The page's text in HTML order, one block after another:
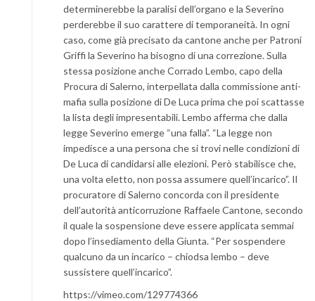
determinerebbe la paralisi dell’organo e la Severino
perderebbe il suo carattere di temporaneità. In ogni
caso, come già precisato da cantone anche per Patroni
Griffi la Severino ha bisogno di una correzione. Sulla
stessa posizione anche Corrado Lembo, capo della
Procura di Salerno, interpellata dalla commissione anti-
mafia sulla posizione di De Luca prima che poi scattasse
la lista degli impresentabili. Lembo afferma che dalla
legge Severino emerge “una falla”. “La legge non
impedisce a una persona che si trovi nelle condizioni di
De Luca di candidarsi alle elezioni. Però stabilisce che,
una volta eletto, non possa assumere quell’incarico”. Il
procuratore di Salerno concorda con il presidente
dell’autorità anticorruzione Raffaele Cantone, secondo
il quale la sospensione deve essere applicata semmai
dopo l’insediamento della Giunta. “Per sospendere
qualcuno da un incarico – chiodsa lembo – deve
sussistere quell’incarico”.
https://vimeo.com/129774366